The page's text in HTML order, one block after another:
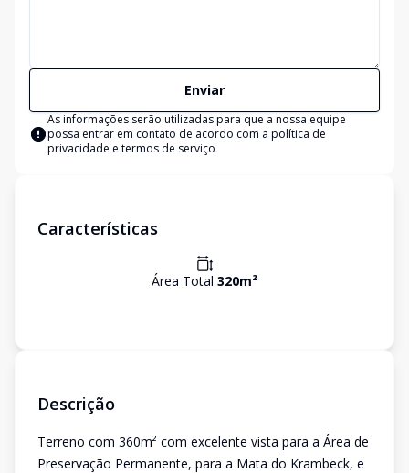
Enviar
As informações serão utilizadas para que a nossa equipe
possa entrar em contato de acordo com a política de
privacidade e termos de serviço
Características
Área Total 320m²
Descrição
Terreno com 360m² com excelente vista para a Área de
Preservação Permanente, para a Mata do Krambeck, e